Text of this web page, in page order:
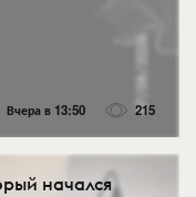
Вчера в 13:50 215
начался